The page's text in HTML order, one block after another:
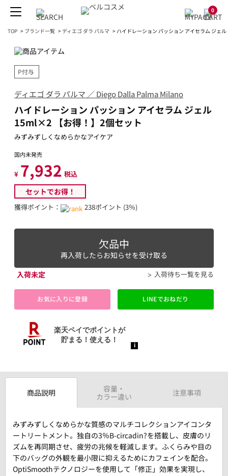
0
TOP > ブランド一覧 > ディエゴ ダラ パルマ > ハイドレーション パッション アイセラム ジェ
P付与
ディエゴ ダラ パルマ ／ Diego Dalla Palma Milano
ハイドレーション パッション アイセラム ジェル
15ml×2 【お得！】2個セット
みずみずしくなめらかなアイケア
国内未発売
¥ 7,932 税込
セットでお得！
獲得ポイント： 238ポイント (3％)
欠品中
再入荷したらお知らせを受け取る
入荷未定
入荷待ち一覧を見る
お気に入りに登録 LINEでおねだり
商品説明
容量・
カラー違い
注意事項
みずみずしくなめらかな質感のマルチコレクションアイコンタ
ートリートメント。独自の3％B-circadin?を搭載し、皮膚のリ
ズムを再同期させ、疲労の兆候を軽減します。ふくらみや目の
下のバッグの外観を最小限に抑えるためにカフェインを配合。
OptiSmoothテクノロジーを使用して「修正」効果を実現し、